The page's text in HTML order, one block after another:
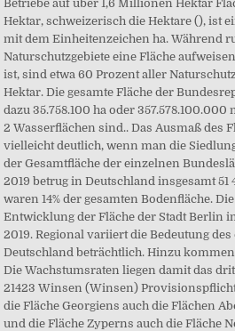
Betriebe auf über 1,6 Millionen Hektar
Hektar, schweizerisch die Hektare (), ist
mit dem Einheitenzeichen ha. Während
Naturschutzgebiete eine Fläche
ist, sind etwa 60 Prozent aller
Hektar. Die gesamte Fläche der
dazu 35.758.100 ha oder
2 Wasserflächen sind.. Das Ausmaß des
vielleicht deutlich, wenn man die
der Gesamtfläche der einzelnen
2019 betrug in Deutschland insgesamt 51
waren 14% der gesamten Bodenfläche.
Entwicklung der Fläche der Stadt Berlin
2019. Regional variiert die Bedeutung
Deutschland beträchtlich. Hinzu
Die Wachstumsraten liegen damit das
21423 Winsen (Winsen)
die Fläche Georgiens auch die Flächen
und die Fläche Zyperns auch die Fläche